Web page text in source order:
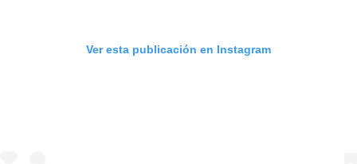
Ver esta publicación en Instagram